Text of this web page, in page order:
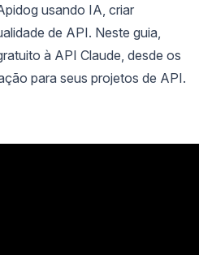
usando IA, criar
de API. Neste guia,
à API Claude, desde os
para seus projetos de API.